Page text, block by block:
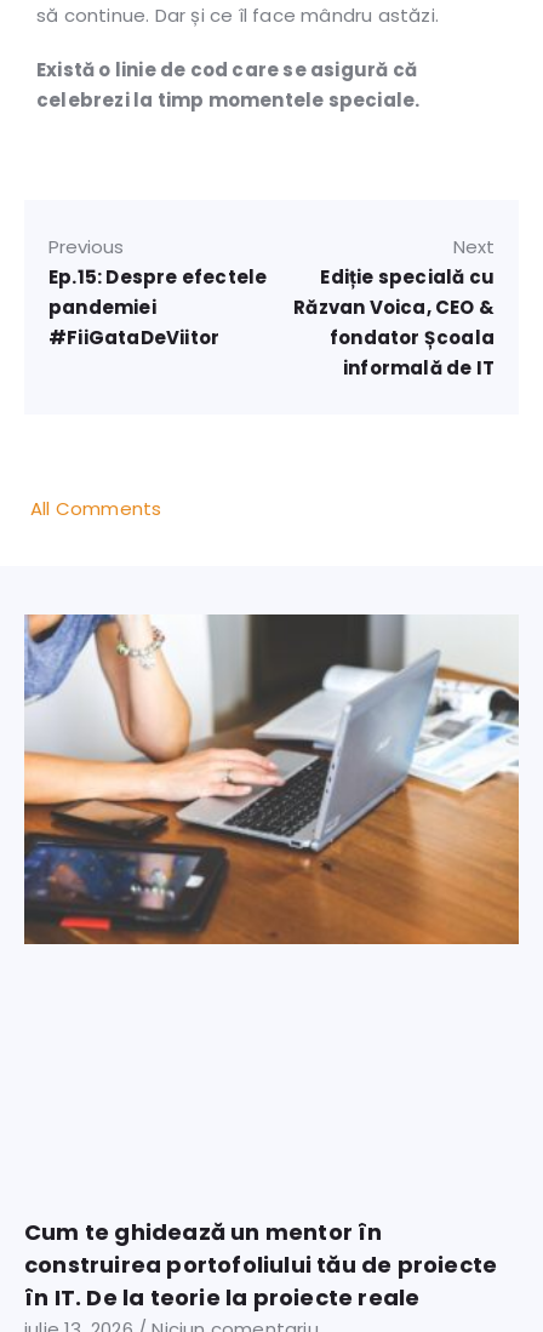
să continue. Dar și ce îl face mândru astăzi.
Există o linie de cod care se asigură că
celebrezi la timp momentele speciale.
Previous
Ep.15: Despre efectele
pandemiei
#FiiGataDeViitor
Next
Ediție specială cu
Răzvan Voica, CEO &
fondator Școala
informală de IT
All Comments
Cum te ghidează un mentor în
construirea portofoliului tău de proiecte
în IT. De la teorie la proiecte reale